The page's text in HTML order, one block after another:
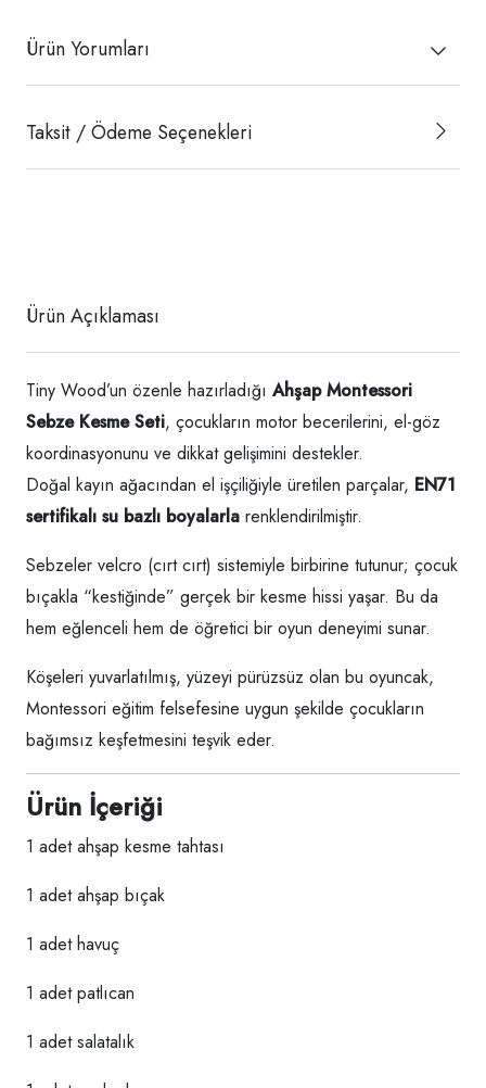
Ürün Yorumları
Taksit / Ödeme Seçenekleri
Ürün Açıklaması
Tiny Wood’un özenle hazırladığı Ahşap Montessori
Sebze Kesme Seti, çocukların motor becerilerini, el-göz
koordinasyonunu ve dikkat gelişimini destekler.
Doğal kayın ağacından el işçiliğiyle üretilen parçalar, EN71
sertifikalı su bazlı boyalarla renklendirilmiştir.
Sebzeler velcro (cırt cırt) sistemiyle birbirine tutunur; çocuk
bıçakla “kestiğinde” gerçek bir kesme hissi yaşar. Bu da
hem eğlenceli hem de öğretici bir oyun deneyimi sunar.
Köşeleri yuvarlatılmış, yüzeyi pürüzsüz olan bu oyuncak,
Montessori eğitim felsefesine uygun şekilde çocukların
bağımsız keşfetmesini teşvik eder.
Ürün İçeriği
1 adet ahşap kesme tahtası
1 adet ahşap bıçak
1 adet havuç
1 adet patlıcan
1 adet salatalık